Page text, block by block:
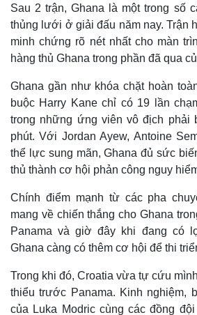
Sau 2 trận, Ghana là một trong số
thủng lưới ở giải đấu năm nay. Trận
minh chứng rõ nét nhất cho màn
hàng thủ Ghana trong phần đã qua
Ghana gần như khóa chặt hoàn
buộc Harry Kane chỉ có 19 lần
trong những ứng viên vô địch phải
phút. Với Jordan Ayew, Antoine
thể lực sung mãn, Ghana đủ sức
thủ thành cơ hội phản công nguy
Chính điểm mạnh từ các pha
mang về chiến thắng cho Ghana
Panama và giờ đây khi đang có
Ghana càng có thêm cơ hội để thi
Trong khi đó, Croatia vừa tự cứu